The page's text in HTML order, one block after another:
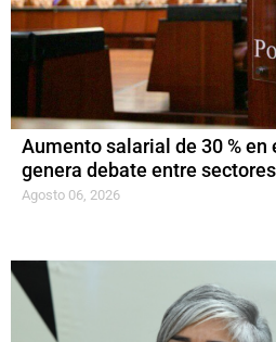
Aumento salarial de 30 % en
genera debate entre
Agosto 06, 2026